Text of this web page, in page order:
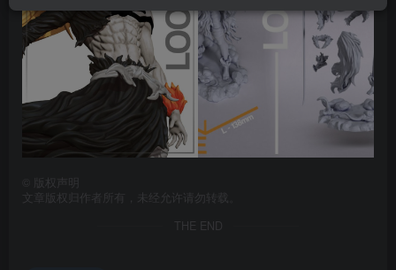
版权声明
文章版权归作者所有，未经允许请勿转载。
THE END